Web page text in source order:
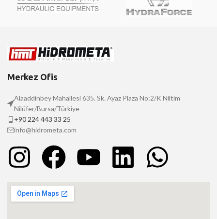
Merkez Ofis
Alaaddinbey Mahallesi 635. Sk. Ayaz Plaza No:2/K Niltim
Nilüfer/Bursa/Türkiye
+90 224 443 33 25
info@hidrometa.com